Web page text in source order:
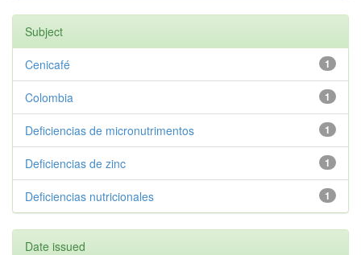
Subject
1
Cenicafé
1
Colombia
1
Deficiencias de micronutrimentos
1
Deficiencias de zinc
1
Deficiencias nutricionales
Date issued